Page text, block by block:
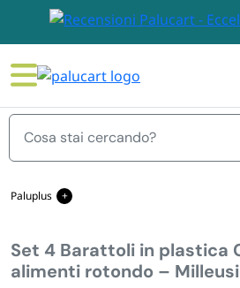
Menu
STOVIGLIE E TOVAGLIOLI
Chi siamo
Paluplus
Set 4 Barattoli in plastica
alimenti rotondo –